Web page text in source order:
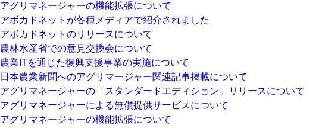
アグリマネージャーの機能拡張について
アボカドネットが各種メディアで紹介されました
アボカドネットのリリースについて
農林水産省での意見交換会について
農業ITを通じた復興支援事業の実施について
日本農業新聞へのアグリマージャー関連記事掲載について
アグリマネージャーの「スタンダードエディション」リリースについて
アグリマネージャーによる無償提供サービスについて
アグリマネージャーの機能拡張について